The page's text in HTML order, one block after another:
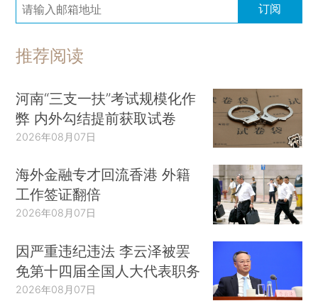
订阅
推荐阅读
河南“三支一扶”考试规模化作
弊 内外勾结提前获取试卷
2026年08月07日
海外金融专才回流香港 外籍
工作签证翻倍
2026年08月07日
因严重违纪违法 李云泽被罢
免第十四届全国人大代表职务
2026年08月07日